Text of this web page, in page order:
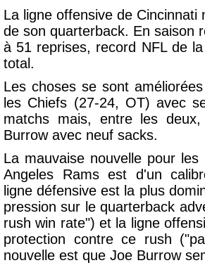
La ligne offensive de
de son quarterback. En saison
à 51 reprises, record NFL de
total.
Les choses se sont
les Chiefs (27-24, OT) avec
matchs mais, entre les
Burrow avec neuf sacks.
La mauvaise nouvelle pour
Angeles Rams est d'un
ligne défensive est la plus
pression sur le quarterback
rush win rate") et la ligne
protection contre ce rush
nouvelle est que Joe Burrow